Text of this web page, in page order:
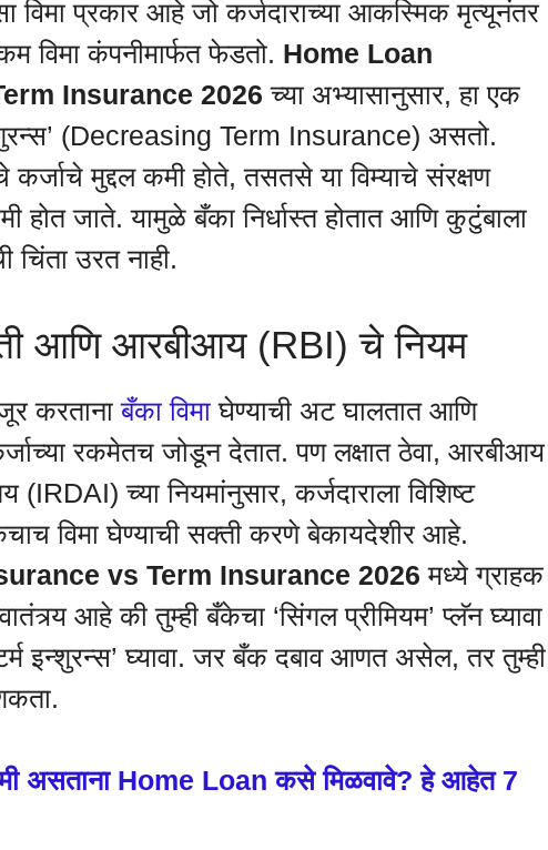
विमा प्रकार आहे जो कर्जदाराच्या आकस्मिक मृत्यूनंतर
विमा कंपनीमार्फत फेडतो. Home Loan
Insurance 2026 च्या अभ्यासानुसार, हा एक
(Decreasing Term Insurance) असतो.
मुद्दल कमी होते, तसतसे या विम्याचे संरक्षण
जाते. यामुळे बँका निर्धास्त होतात आणि कुटुंबाला
चिंता उरत नाही.
आणि आरबीआय (RBI) चे नियम
करतानाबँका विमा घेण्याची अट घालतात आणि
रकमेतच जोडून देतात. पण लक्षात ठेवा, आरबीआय
च्या नियमांनुसार, कर्जदाराला विशिष्ट
विमा घेण्याची सक्ती करणे बेकायदेशीर आहे.
vs Term Insurance 2026 मध्ये ग्राहक
आहे की तुम्ही बँकेचा ‘सिंगल प्रीमियम’ प्लॅन घ्यावा
इन्शुरन्स’ घ्यावा. जर बँक दबाव आणत असेल, तर तुम्ही
असताना Home Loan कसे मिळवावे? हे आहेत 7